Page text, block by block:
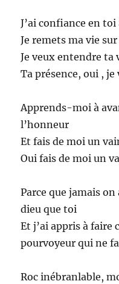
J’ai confiance en
Je remets ma vie
Je veux entendre ta
Ta présence, oui ,
Apprends-moi à
l’honneur
Et fais de moi un
Oui fais de moi un
Parce que jamais
dieu que toi
Et j’ai appris à faire
pourvoyeur qui ne
Roc inébranlable,